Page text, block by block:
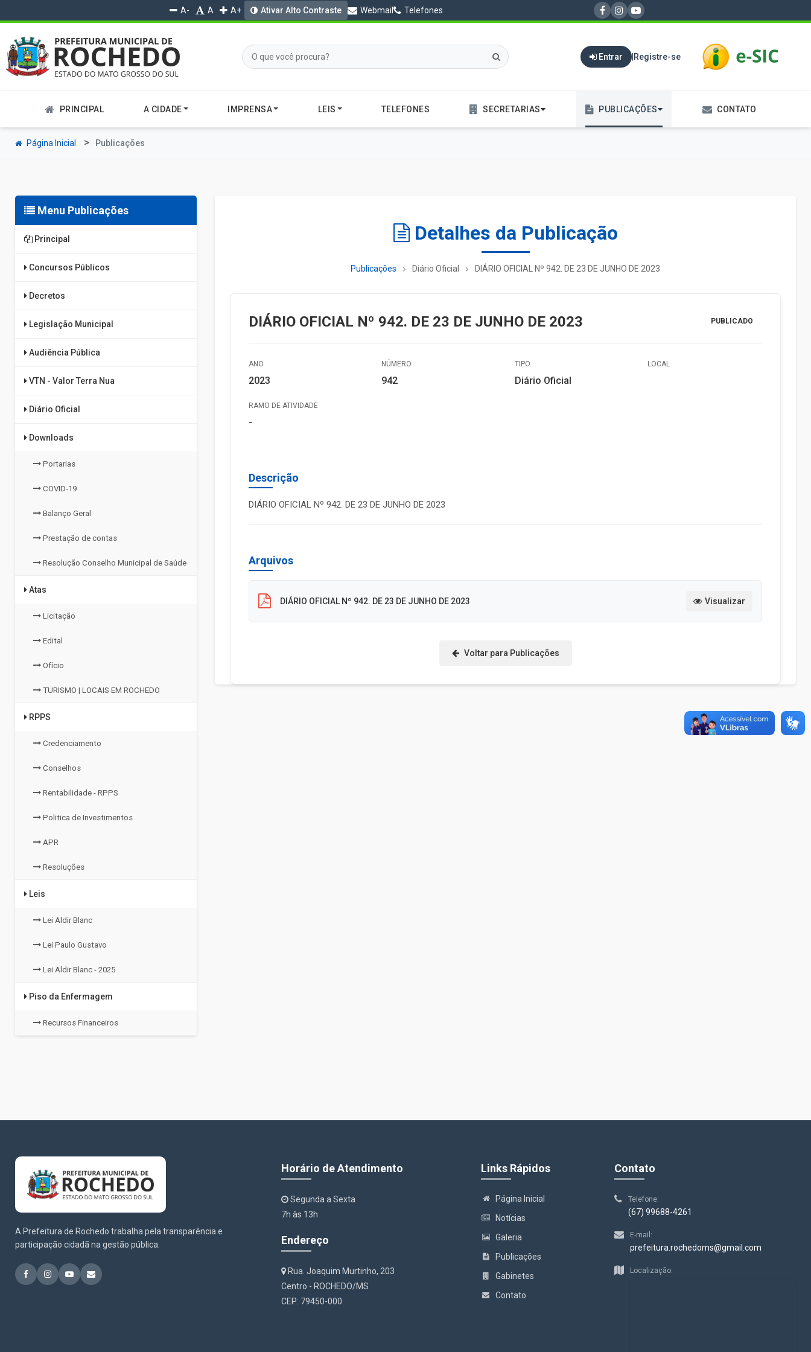
A- A A+ Ativar Alto Contraste Webmail Telefones
Entrar | Registre-se
PRINCIPAL A CIDADE IMPRENSA LEIS TELEFONES SECRETARIAS PUBLICAÇÕES CONTATO
Página Inicial Publicações
Menu Publicações
Principal
Concursos Públicos
Decretos
Legislação Municipal
Audiência Pública
VTN - Valor Terra Nua
Diário Oficial
Downloads
Portarias
COVID-19
Balanço Geral
Prestação de contas
Resolução Conselho Municipal de Saúde
Atas
Licitação
Edital
Ofício
TURISMO | LOCAIS EM ROCHEDO
RPPS
Credenciamento
Conselhos
Rentabilidade - RPPS
Politica de Investimentos
APR
Resoluções
Leis
Lei Aldir Blanc
Lei Paulo Gustavo
Lei Aldir Blanc - 2025
Piso da Enfermagem
Recursos Financeiros
Detalhes da Publicação
Publicações Diário Oficial DIÁRIO OFICIAL Nº 942. DE 23 DE JUNHO DE 2023
DIÁRIO OFICIAL Nº 942. DE 23 DE JUNHO DE 2023 PUBLICADO
ANO
2023
NÚMERO
942
TIPO
Diário Oficial
LOCAL
RAMO DE ATIVIDADE
-
Descrição
DIÁRIO OFICIAL Nº 942. DE 23 DE JUNHO DE 2023
Arquivos
DIÁRIO OFICIAL Nº 942. DE 23 DE JUNHO DE 2023 Visualizar
Voltar para Publicações
A Prefeitura de Rochedo trabalha pela transparência e
participação cidadã na gestão pública.
Horário de Atendimento
Segunda a Sexta
7h às 13h
Endereço
Rua. Joaquim Murtinho, 203
Centro - ROCHEDO/MS
CEP: 79450-000
Links Rápidos
Página Inicial
Notícias
Galeria
Publicações
Gabinetes
Contato
Contato
Telefone:
(67) 99688-4261
E-mail:
prefeitura.rochedoms@gmail.com
Localização: